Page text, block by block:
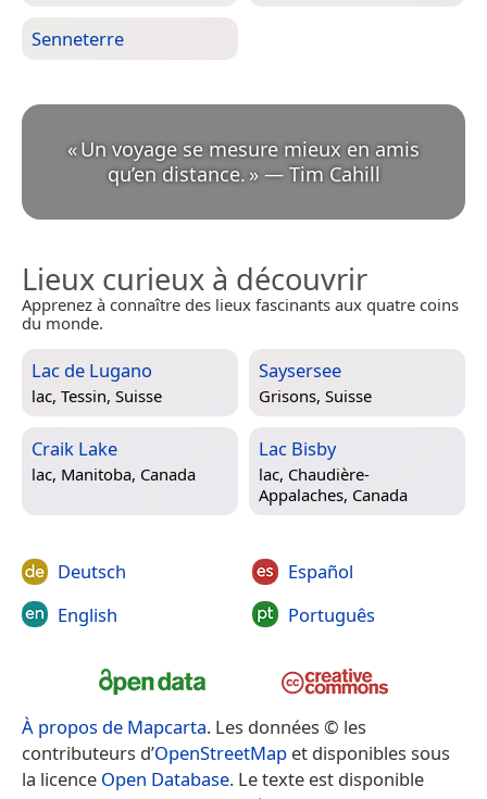
Senneterre
«Un voyage se mesure mieux en amis
qu’en distance. » — Tim Cahill
Lieux curieux à découvrir
Apprenez à connaître des lieux fascinants aux quatre coins
du monde.
Lac de Lugano
lac, Tessin, Suisse
Saysersee
Grisons, Suisse
Craik Lake
lac, Manitoba, Canada
Lac Bisby
lac, Chaudière-
Appalaches, Canada
Deutsch
English
Español
Português
À propos de Mapcarta. Les données © les
contributeurs d’OpenStreetMap et disponibles sous
la licence Open Database. Le texte est disponible